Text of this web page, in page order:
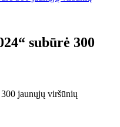
subūrė 300